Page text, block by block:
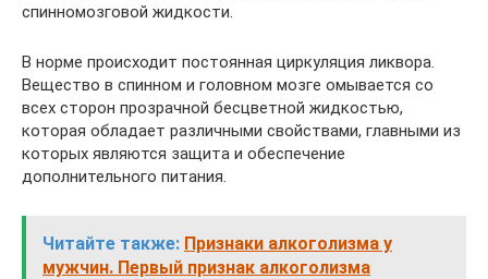
спинномозговой жидкости.
В норме происходит постоянная циркуляция ликвора.
Вещество в спинном и головном мозге омывается со
всех сторон прозрачной бесцветной жидкостью,
которая обладает различными свойствами, главными из
которых являются защита и обеспечение
дополнительного питания.
Читайте также: Признаки алкоголизма у
мужчин. Первый признак алкоголизма